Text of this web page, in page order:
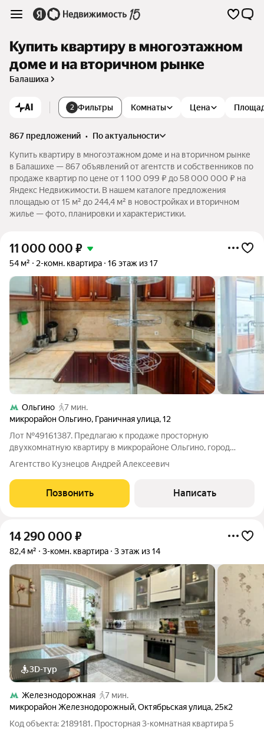
Купить квартиру в многоэтажном
доме и на вторичном рынке
Балашиха
AI 2 Фильтры Комнаты Цена
867 предложений •
по актуальности
Купить квартиру в многоэтажном доме и на вторичном рынке
в Балашихе — 867 объявлений от агентств и собственников по
продаже квартир по цене от 1 100 099 ₽ до 58 000 000 ₽ на
Яндекс Недвижимости. В нашем каталоге предложения
площадью от 15 м² до 244,4 м² в новостройках и вторичном
жилье — фото, планировки и характеристики.
11 000 000 ₽
54 м² 2-комн. квартира 16 этаж из 17
Ольгино
7 мин.
микрорайон Ольгино, Граничная улица,12
Лот №49161387. Предлагаю к продаже просторную
двухкомнатную квартиру в микрорайоне Ольгино, город
Балашиха. В квартире выполнен качественный ремонт с
использованием современных и долговечных материалов.
Комнаты светлые и уютные, окна выходят как на
Агентство Кузнецов Андрей Алексеевич
Позвонить Написать
14 290 000 ₽
82,4 м² 3-комн. квартира 3 этаж из 14
3D-тур
Железнодорожная
7 мин.
микрорайон Железнодорожный,Октябрьская улица, 25к2
Код объекта: 2189181. Просторная 3-комнатная квартира 5